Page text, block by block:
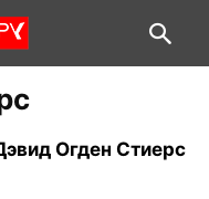
Огден Стиерс